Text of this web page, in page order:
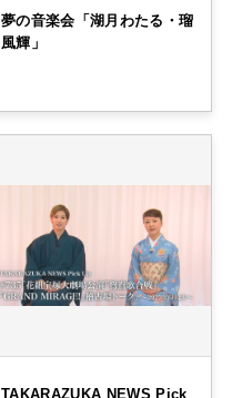
夢の音楽会「湖月わたる・瑠
風輝」
TAKARAZUKA NEWS Pick